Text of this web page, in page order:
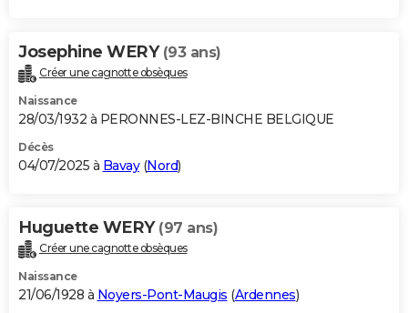
Josephine WERY (93 ans)
Créer une cagnotte obsèques
Naissance
28/03/1932 à PERONNES-LEZ-BINCHE BELGIQUE
Décès
04/07/2025 à Bavay(Nord)
Huguette WERY (97 ans)
Créer une cagnotte obsèques
Naissance
21/06/1928 à Noyers-Pont-Maugis (Ardennes)